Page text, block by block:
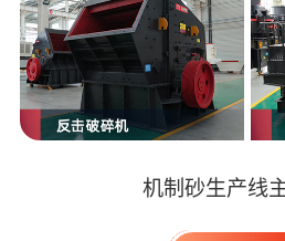
机制砂生产线